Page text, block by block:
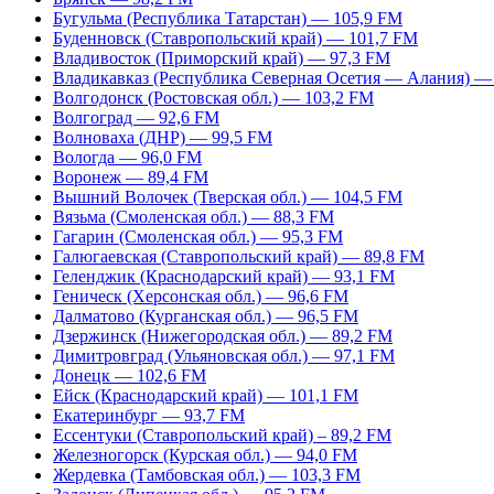
Бугульма (Республика Татарстан) — 105,9 FM
Буденновск (Ставропольский край) — 101,7 FM
Владивосток (Приморский край) — 97,3 FM
Владикавказ (Республика Северная Осетия — Алания)
Волгодонск (Ростовская обл.) — 103,2 FM
Волгоград — 92,6 FM
Волноваха (ДНР) — 99,5 FM
Вологда — 96,0 FM
Воронеж — 89,4 FM
Вышний Волочек (Тверская обл.) — 104,5 FM
Вязьма (Смоленская обл.) — 88,3 FM
Гагарин (Смоленская обл.) — 95,3 FM
Галюгаевская (Ставропольский край) — 89,8 FM
Геленджик (Краснодарский край) — 93,1 FM
Геническ (Херсонская обл.) — 96,6 FM
Далматово (Курганская обл.) — 96,5 FM
Дзержинск (Нижегородская обл.) — 89,2 FM
Димитровград (Ульяновская обл.) — 97,1 FM
Донецк — 102,6 FM
Ейск (Краснодарский край) — 101,1 FM
Екатеринбург — 93,7 FM
Ессентуки (Ставропольский край) – 89,2 FM
Железногорск (Курская обл.) — 94,0 FM
Жердевка (Тамбовская обл.) — 103,3 FM